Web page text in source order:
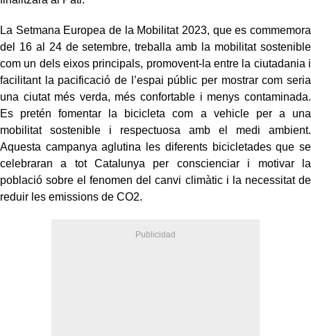
La Setmana Europea de la Mobilitat 2023, que es commemora
del 16 al 24 de setembre, treballa amb la mobilitat sostenible
com un dels eixos principals, promovent-la entre la ciutadania i
facilitant la pacificació de l’espai públic per mostrar com seria
una ciutat més verda, més confortable i menys contaminada.
Es pretén fomentar la bicicleta com a vehicle per a una
mobilitat sostenible i respectuosa amb el medi ambient.
Aquesta campanya aglutina les diferents bicicletades que se
celebraran a tot Catalunya per conscienciar i motivar la
població sobre el fenomen del canvi climàtic i la necessitat de
reduir les emissions de CO2.